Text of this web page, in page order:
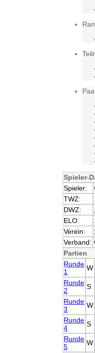
Spieler-
Spieler:
TWZ:
DWZ:
ELO:
Verein:
Verband:
Partien
Runde
1
W
Runde
2
S
Runde
3
W
Runde
4
S
Runde
5
W